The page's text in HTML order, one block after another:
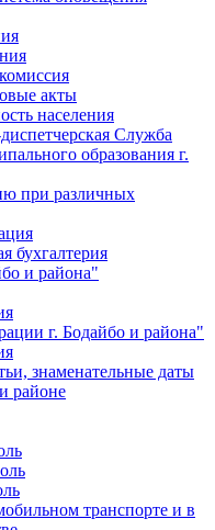
акты
населения
Служба
образования г.
при различных
бухгалтерия
и района"
г. Бодайбо и района"
знаменательные даты
районе
транспорте и в